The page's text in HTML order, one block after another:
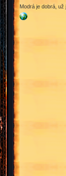
Modrá je dobrá, už